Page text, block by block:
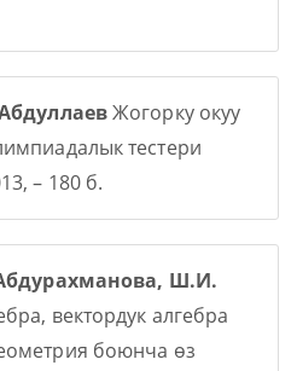
Жогорку окуу
тестери
– 180 б.
Ш.И.
вектордук алгебра
боюнча өз